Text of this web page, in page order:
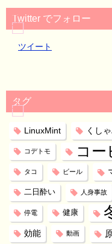
Twitter でフォロー
ツイート
タグ
LinuxMint くし
コデトモ コー
タコ ビール
二日酔い 人身事故
停電 健康
効能 動画